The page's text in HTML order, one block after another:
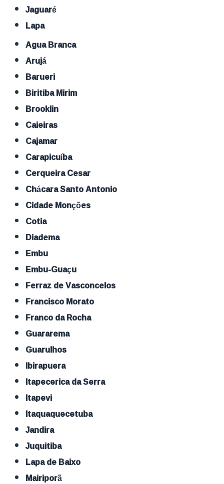
Jaguaré
Lapa
Agua Branca
Arujá
Barueri
Biritiba Mirim
Brooklin
Caieiras
Cajamar
Carapicuíba
Cerqueira Cesar
Chácara Santo Antonio
Cidade Monções
Cotia
Diadema
Embu
Embu-Guaçu
Ferraz de Vasconcelos
Francisco Morato
Franco da Rocha
Guararema
Guarulhos
Ibirapuera
Itapecerica da Serra
Itapevi
Itaquaquecetuba
Jandira
Juquitiba
Lapa de Baixo
Mairiporã